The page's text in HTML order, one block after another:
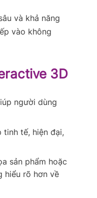
và khả năng
vào không
3D
người dùng
tế, hiện đại,
sản phẩm hoặc
hiểu rõ hơn về